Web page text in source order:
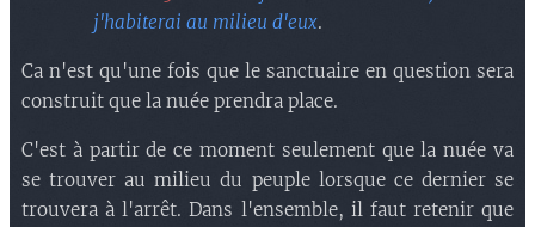
j'habiterai au milieu d'eux.
Ca n'est qu'une fois que le sanctuaire en question sera
construit que la nuée prendra place.
C'est à partir de ce moment seulement que la nuée va
se trouver au milieu du peuple lorsque ce dernier se
trouvera à l'arrêt. Dans l'ensemble, il faut retenir que